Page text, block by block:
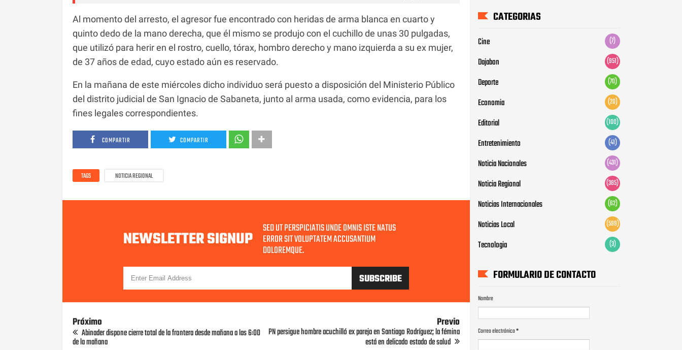
Al momento del arresto, el agresor fue encontrado con heridas de arma blanca en cuarto y
quinto dedo de la mano derecha, que él mismo se produjo con el cuchillo de unas 30 pulgadas,
que utilizó para herir en el rostro, cuello, tórax, hombro derecho y mano izquierda a su ex mujer,
de 37 años de edad, cuyo estado aún es reservado.
En la mañana de este miércoles dicho individuo será puesto a disposición del Ministerio Público
del distrito judicial de San Ignacio de Sabaneta, junto al arma usada, como evidencia, para los
fines legales correspondientes.
COMPARTIR COMPARTIR
TAGS NOTICIA REGIONAL
NEWSLETTER SIGNUP SED UT PERSPICIATIS UNDE OMNIS ISTE NATUS
ERROR SIT VOLUPTATEM ACCUSANTIUM
DOLOREMQUE.
Próximo
Abinader dispone cierre total de la frontera desde mañana a las 6:00
de la mañana
Previo
PN persigue hombre acuchilló ex pareja en Santiago Rodríguez; la fémina
está en delicado estado de salud
CATEGORIAS
Cine (7)
Dajabon (951)
Deporte (70)
Economia (20)
Editorial (100)
Entretenimiento (41)
Noticia Nacionales (431)
Noticia Regional (385)
Noticias Internacionales (62)
Noticias Local (599)
Tecnologia (3)
FORMULARIO DE CONTACTO
Nombre
Correo electrónico*